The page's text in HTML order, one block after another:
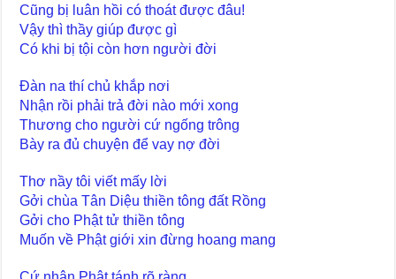
Cũng bị luân hồi có thoát được đâu!
Vậy thì thầy giúp được gì
Có khi bị tội còn hơn người đời
Đàn na thí chủ khắp nơi
Nhận rồi phải trả đời nào mới xong
Thương cho người cứ ngống trông
Bày ra đủ chuyện để vay nợ đời
Thơ nầy tôi viết mấy lời
Gởi chùa Tân Diệu thiền tông đất Rồng
Gởi cho Phật tử thiền tông
Muốn về Phật giới xin đừng hoang mang